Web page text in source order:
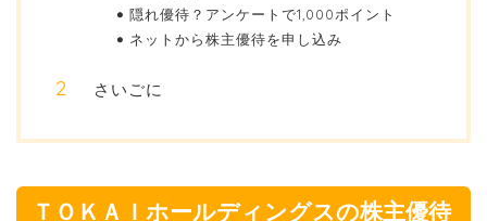
隠れ優待？アンケートで1,000ポイント
ネットから株主優待を申し込み
さいごに
ＴＯＫＡＩホールディングスの株主優待